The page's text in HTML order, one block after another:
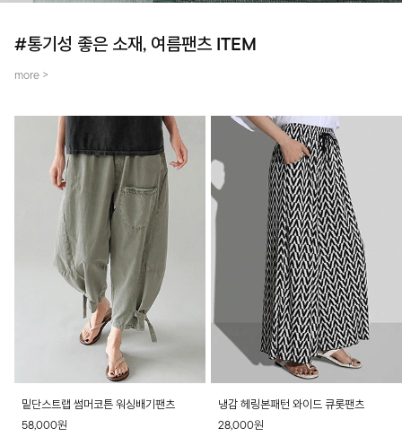
#통기성 좋은 소재, 여름팬츠 ITEM
more >
밑단스트랩 썸머코튼 워싱배기팬츠
58,000원
냉감 헤링본패턴 와이드 큐롯팬츠
28,000원